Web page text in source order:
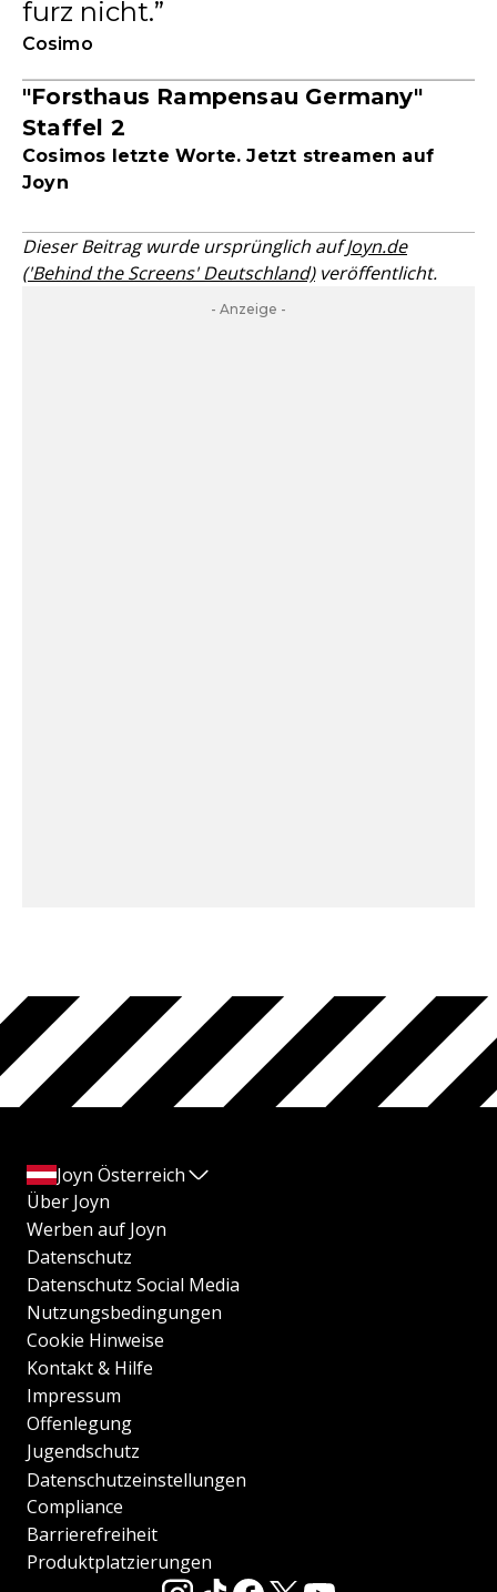
furz nicht.
Cosimo
"Forsthaus Rampensau Germany"
Staffel 2
Cosimos letzte Worte. Jetzt streamen auf
Joyn
Dieser Beitrag wurde ursprünglich aufJoyn.de
('Behind the Screens' Deutschland)veröffentlicht.
- Anzeige -
Joyn Österreich
Über Joyn
Werben auf Joyn
Datenschutz
Datenschutz Social Media
Nutzungsbedingungen
Cookie Hinweise
Kontakt & Hilfe
Impressum
Offenlegung
Jugendschutz
Datenschutzeinstellungen
Compliance
Barrierefreiheit
Produktplatzierungen